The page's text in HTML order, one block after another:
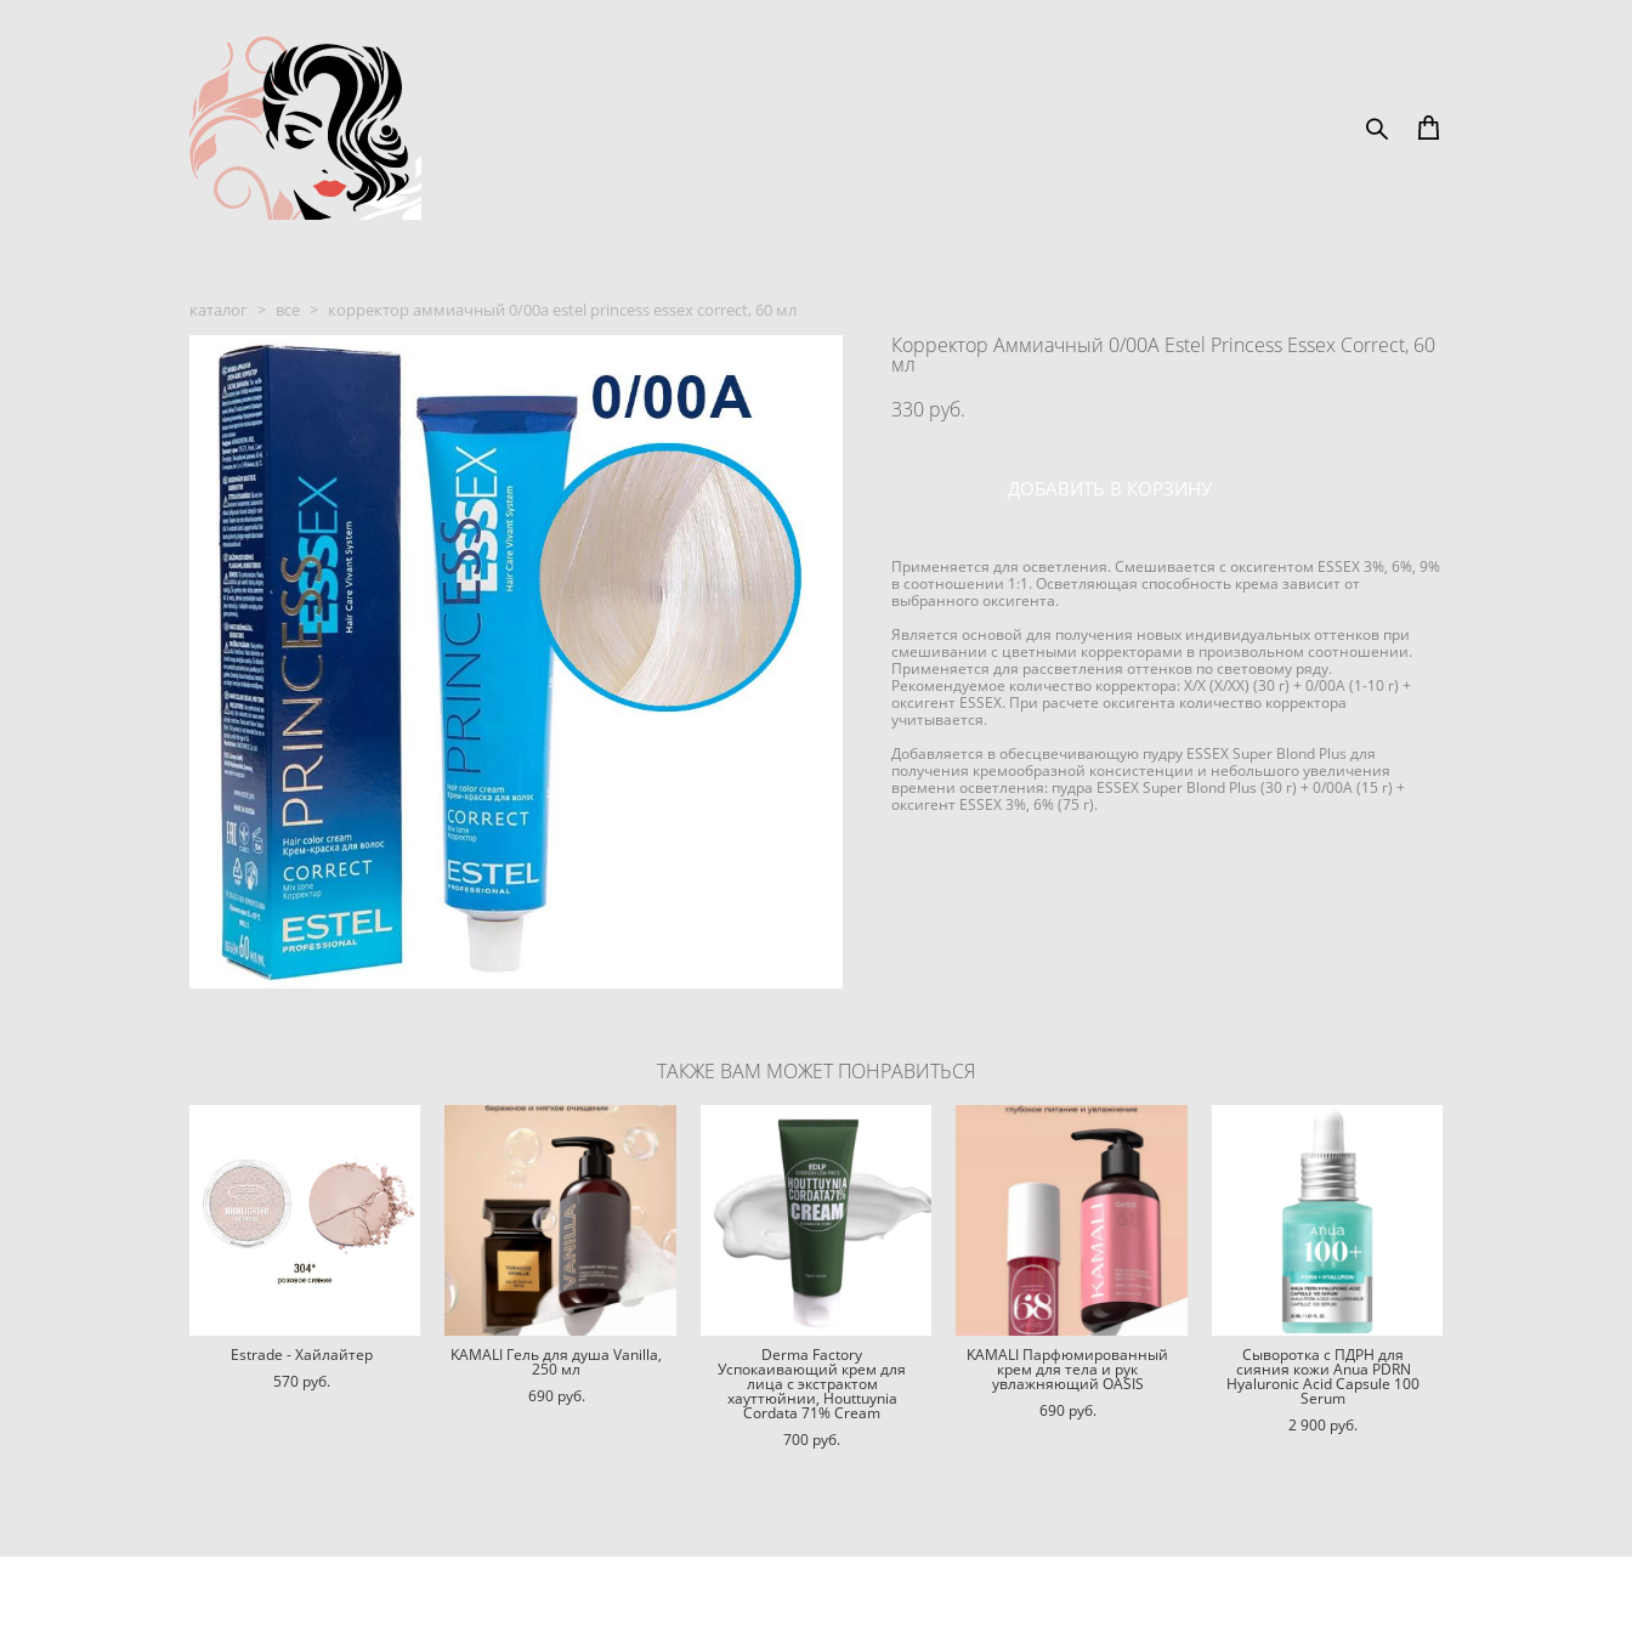
каталог > все > корректор аммиачный 0/00a estel princess essex correct, 60 мл
Корректор Аммиачный 0/00A Estel Princess Essex Correct, 60
мл
330 pуб.
ДОБАВИТЬ В КОРЗИНУ
Применяется для осветления. Смешивается с оксигентом ESSEX 3%, 6%, 9%
в соотношении 1:1. Осветляющая способность крема зависит от
выбранного оксигента.
Является основой для получения новых индивидуальных оттенков при
смешивании с цветными корректорами в произвольном соотношении.
Применяется для рассветления оттенков по световому ряду.
Рекомендуемое количество корректора: Х/Х (Х/ХХ) (30 г) + 0/00А (1-10 г) +
оксигент ESSEX. При расчете оксигента количество корректора
учитывается.
Добавляется в обесцвечивающую пудру ESSEX Super Blond Plus для
получения кремообразной консистенции и небольшого увеличения
времени осветления: пудра ESSEX Super Blond Plus (30 г) + 0/00А (15 г) +
оксигент ESSEX 3%, 6% (75 г).
ТАКЖЕ ВАМ МОЖЕТ ПОНРАВИТЬСЯ
Estrade - Хайлайтер
570 pуб.
KAMALI Гель для душа Vanilla,
250 мл
690 pуб.
Derma Factory
Успокаивающий крем для
лица с экстрактом
хауттюйнии, Houttuynia
Cordata 71% Cream
700 pуб.
KAMALI Парфюмированный
крем для тела и рук
увлажняющий OASIS
690 pуб.
Сыворотка с ПДРН для
сияния кожи Anua PDRN
Hyaluronic Acid Capsule 100
Serum
2 900 pуб.